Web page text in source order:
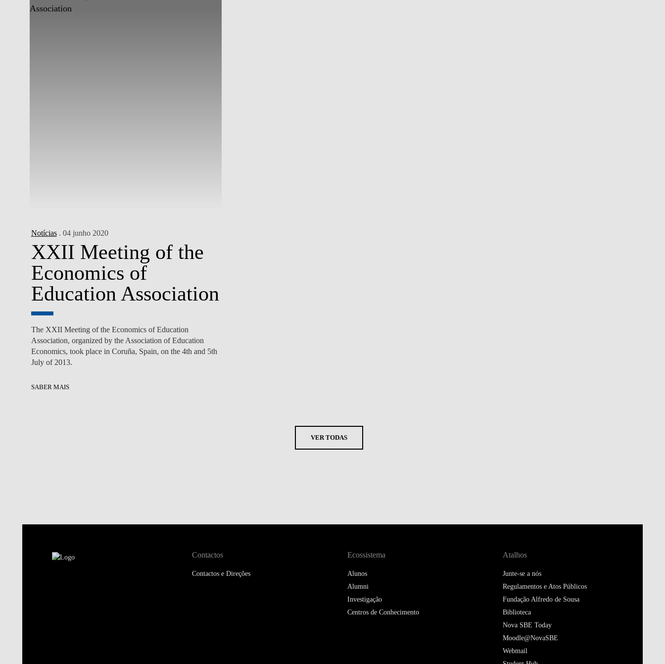
Notícias. 04 junho 2020
XXII Meeting of the
Economics of
Education Association
The XXII Meeting of the Economics of Education
Association, organized by the Association of Education
Economics, took place in Coruña, Spain, on the 4th and 5th
July of 2013.
SABER MAIS
VER TODAS
Contactos
Contactos e Direções
Ecossistema
Alunos
Alumni
Investigação
Centros de Conhecimento
Atalhos
Junte-se a nós
Regulamentos e Atos Públicos
Fundação Alfredo de Sousa
Biblioteca
Nova SBE Today
Moodle@NovaSBE
Webmail